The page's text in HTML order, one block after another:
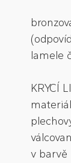
lamele
KRYCÍ
materiál
v barvě